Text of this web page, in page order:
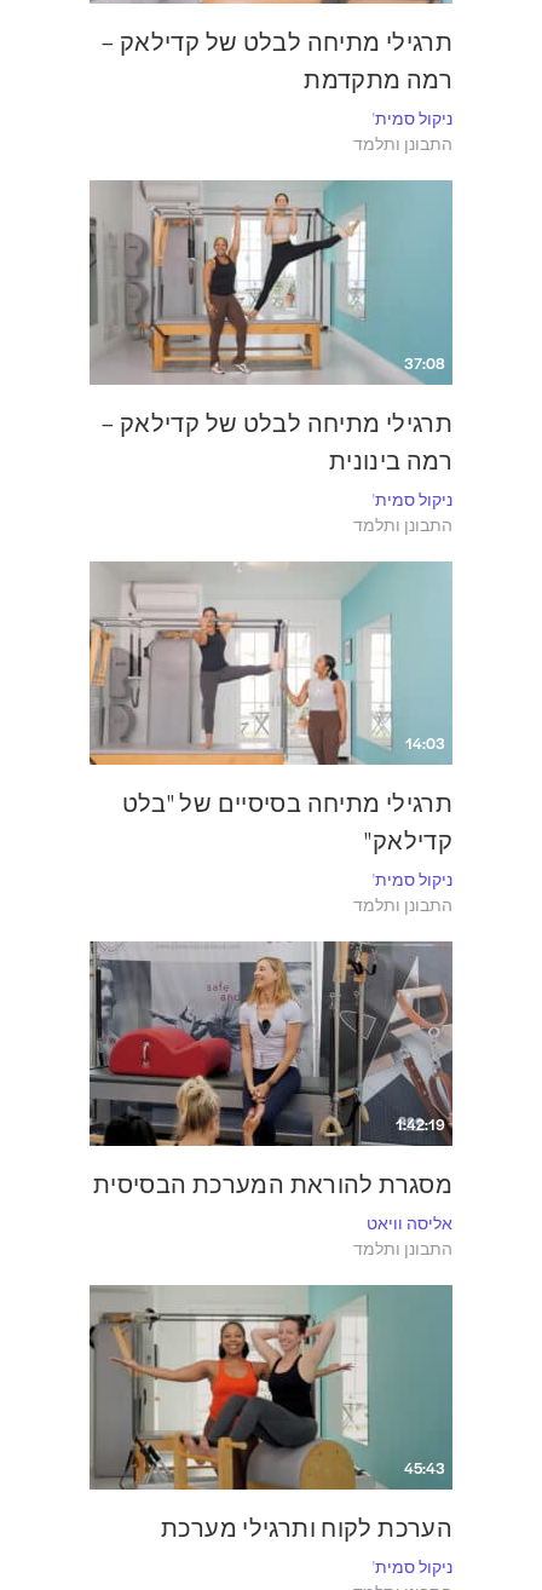
תרגילי מתיחה לבלט של קדילאק –
רמה מתקדמת
ניקול סמית'
התבונן ותלמד
37:08
תרגילי מתיחה לבלט של קדילאק –
רמה בינונית
ניקול סמית'
התבונן ותלמד
14:03
תרגילי מתיחה בסיסיים של "בלט
קדילאק"
ניקול סמית'
התבונן ותלמד
1:42:19
מסגרת להוראת המערכת הבסיסית
אליסה וויאט
התבונן ותלמד
45:43
הערכת לקוח ותרגילי מערכת
ניקול סמית'